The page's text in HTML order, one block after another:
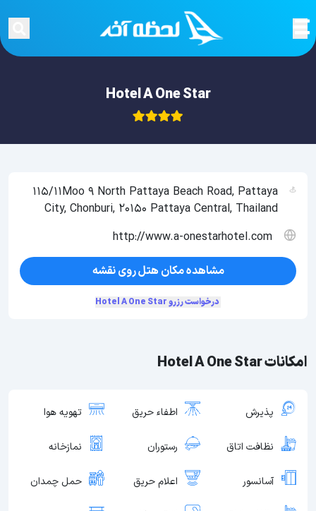
Hotel A One Star
امکانات Hotel A One Star
پذیرش اطفاء حریق تهویه هوا
نظافت اتاق رستوران نمازخانه
آسانسور اعلام حریق حمل چمدان
115/11Moo 9 North Pattaya Beach Road, Pattaya
City, Chonburi, 20150 Pattaya Central, Thailand
http://www.a-onestarhotel.com
مشاهده مکان هتل روی نقشه
درخواست رزرو Hotel A One Star